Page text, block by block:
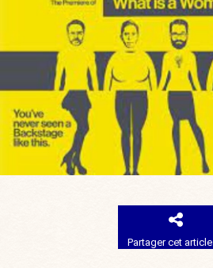
Partager cet article